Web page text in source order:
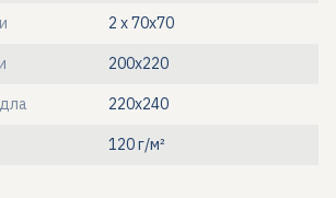
2 х 70х70
200х220
220х240
120 г/м²